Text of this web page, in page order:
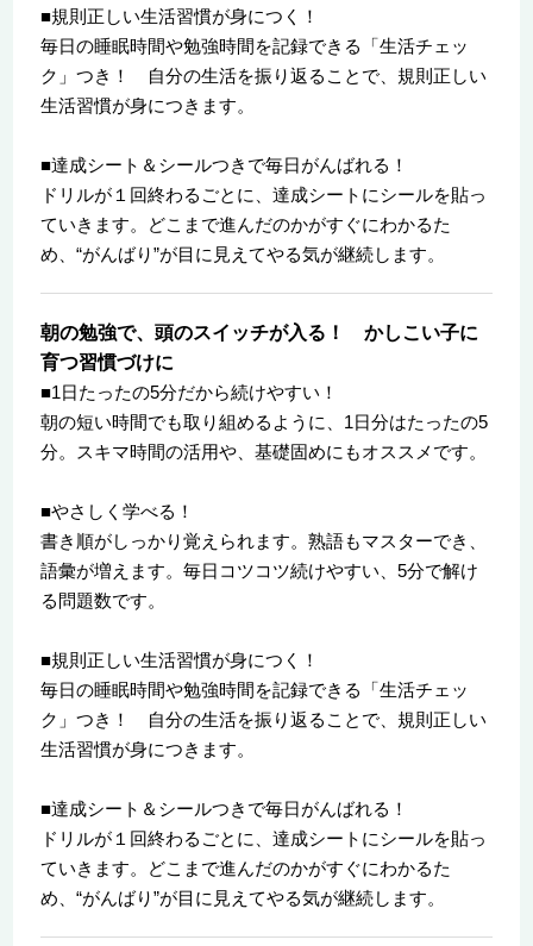
■規則正しい生活習慣が身につく！
毎日の睡眠時間や勉強時間を記録できる「生活チェッ
ク」つき！ 自分の生活を振り返ることで、規則正しい
生活習慣が身につきます。
■達成シート＆シールつきで毎日がんばれる！
ドリルが１回終わるごとに、達成シートにシールを貼っ
ていきます。どこまで進んだのかがすぐにわかるた
め、“がんばり”が目に見えてやる気が継続します。
朝の勉強で、頭のスイッチが入る！ かしこい子に
育つ習慣づけに
■1日たったの5分だから続けやすい！
朝の短い時間でも取り組めるように、1日分はたったの5
分。スキマ時間の活用や、基礎固めにもオススメです。
■やさしく学べる！
書き順がしっかり覚えられます。熟語もマスターでき、
語彙が増えます。毎日コツコツ続けやすい、5分で解け
る問題数です。
■規則正しい生活習慣が身につく！
毎日の睡眠時間や勉強時間を記録できる「生活チェッ
ク」つき！ 自分の生活を振り返ることで、規則正しい
生活習慣が身につきます。
■達成シート＆シールつきで毎日がんばれる！
ドリルが１回終わるごとに、達成シートにシールを貼っ
ていきます。どこまで進んだのかがすぐにわかるた
め、“がんばり”が目に見えてやる気が継続します。